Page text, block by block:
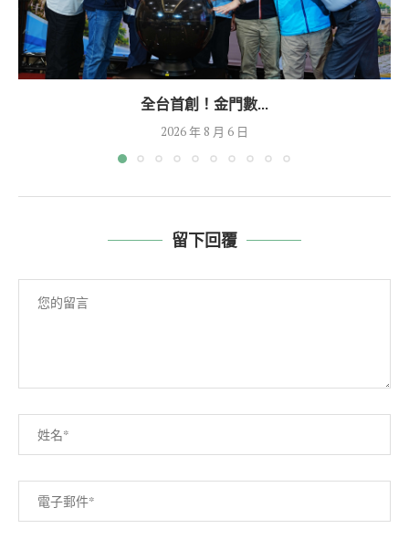
全台首創！金門數...
2026 年 8 月 6 日
留下回覆